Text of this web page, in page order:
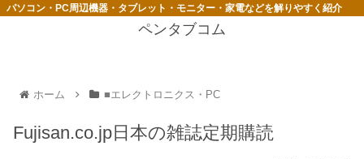
パソコン・PC周辺機器・タブレット・モニター・家電などを解りやすく紹介
ペンタブコム
ホーム ■エレクトロニクス・PC
Fujisan.co.jp日本の雑誌定期購読